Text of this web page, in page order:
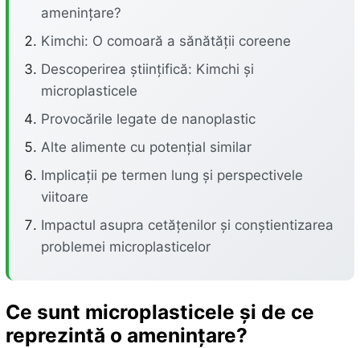
amenințare?
Kimchi: O comoară a sănătății coreene
Descoperirea științifică: Kimchi și
microplasticele
Provocările legate de nanoplastic
Alte alimente cu potențial similar
Implicații pe termen lung și perspectivele
viitoare
Impactul asupra cetățenilor și conștientizarea
problemei microplasticelor
Ce sunt microplasticele și de ce
reprezintă o amenințare?